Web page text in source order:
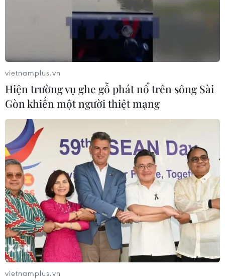
TIN CÙNG CHUYÊN MỤC
vietnamplus.vn
Hiện trường vụ ghe gỗ phát nổ trên sông Sài
Gòn khiến một người thiệt mạng
vietnamplus.vn